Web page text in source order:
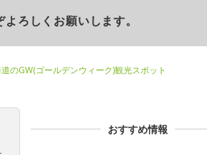
ろしくお願いします。
のGW(ゴールデンウィーク)観光スポット
おすすめ情報